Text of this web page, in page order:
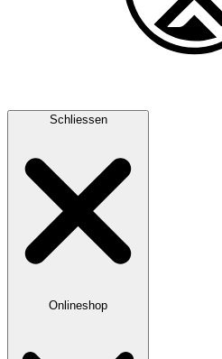
Schliessen
Onlineshop